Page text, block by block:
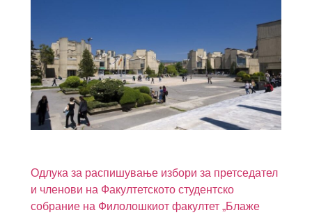
Одлука за распишување избори за претседател
и членови на Факултетското студентско
собрание на Филолошкиот факултет „Блаже